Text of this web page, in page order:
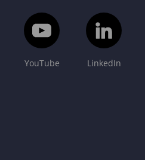
YouTube LinkedIn